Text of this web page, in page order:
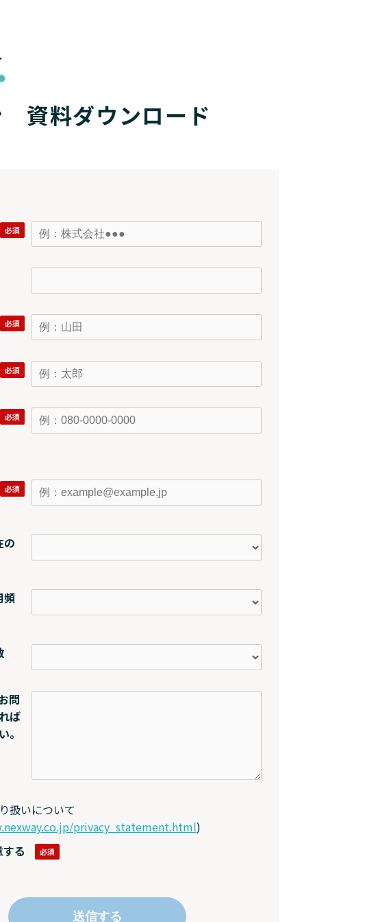
資料ダウンロード
の
頻
問
ば
。
扱いについて
privacy_statement.html)
る